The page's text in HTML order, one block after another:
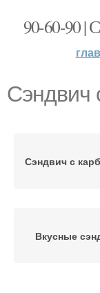
90-60-
Сэндвич
Сэндвич с
Вкусные